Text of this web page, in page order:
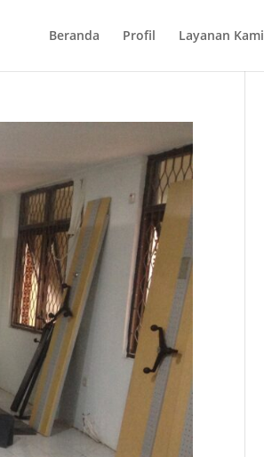
Beranda Profil Layanan Kami